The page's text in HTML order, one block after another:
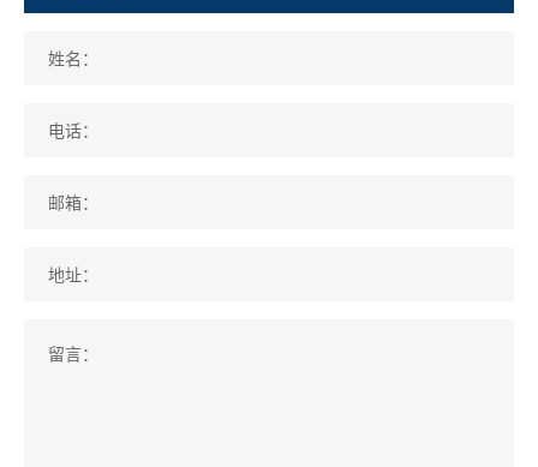
姓名：
电话：
邮箱：
地址：
留言：